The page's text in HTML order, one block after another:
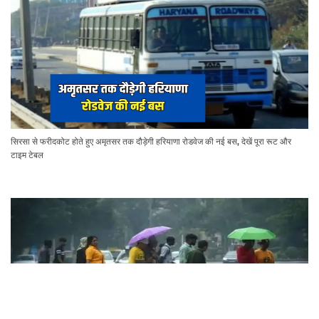
सिरसा से फरीदकोट होते हुए अमृतसर तक दौड़ेगी हरियाणा रोडवेज की नई बस, देखें पूरा रूट और
टाइम टेबल